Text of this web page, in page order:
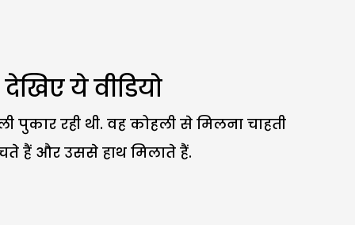
ये वीडियो
रही थी. वह कोहली से मिलना चाहती
हैं और उससे हाथ मिलाते हैं.